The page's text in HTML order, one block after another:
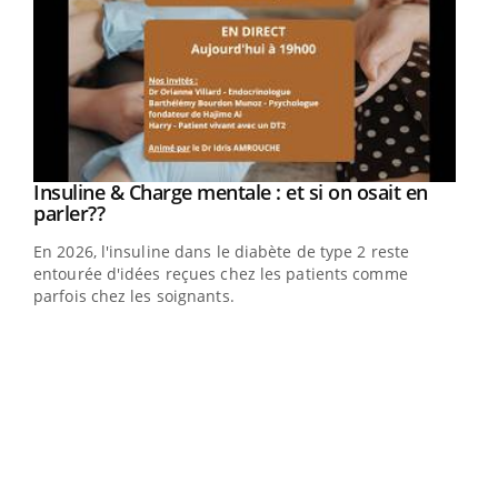
Youtube
Insuline & Charge mentale : et si on osait en
parler??Youtube
En 2026, l'insuline dans le diabète de type 2 reste
entourée d'idées reçues chez les patients comme
parfois chez les soignants.